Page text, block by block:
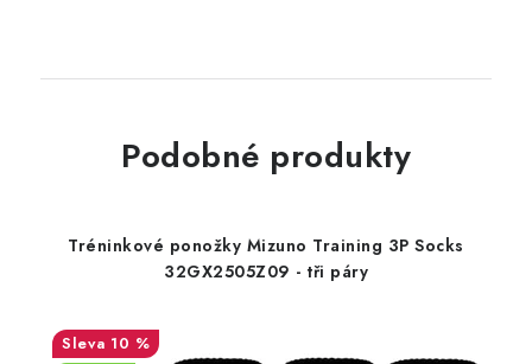
Podobné produkty
Tréninkové ponožky Mizuno Training 3P Socks
32GX2505Z09 - tři páry
10 %